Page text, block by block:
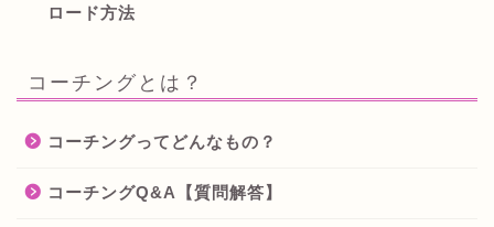
ロード方法
コーチングとは？
コーチングってどんなもの？
コーチングQ&A【質問解答】